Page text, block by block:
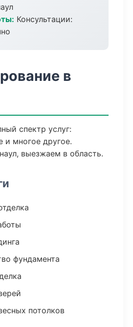
Консультации:
в
спектр услуг:
и многое другое.
выезжаем в область.
фундамента
потолков